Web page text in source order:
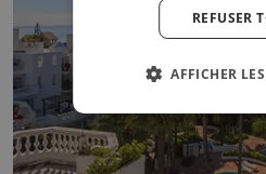
REFUSER
AFFICHER